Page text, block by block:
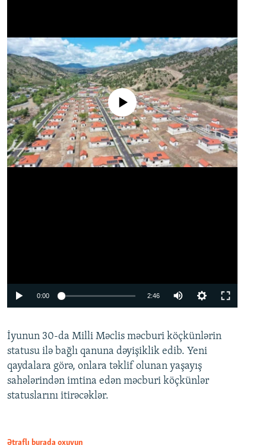
No media source currently available
0:00 2:46
360p
480p
720p
İyunun 30-da Milli Məclis məcburi köçkünlərin
statusu ilə bağlı qanuna dəyişiklik edib. Yeni
qaydalara görə, onlara təklif olunan yaşayış
sahələrindən imtina edən məcburi köçkünlər
statuslarını itirəcəklər.
Ətraflı burada oxuyun